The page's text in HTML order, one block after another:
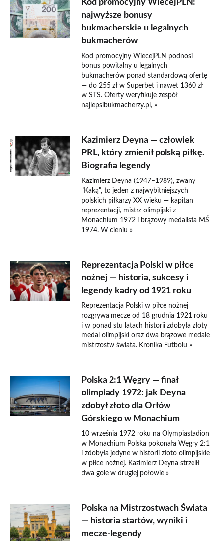
Kod promocyjny WiecejPLN:
najwyższe bonusy
bukmacherskie u legalnych
bukmacherów
Kod promocyjny WiecejPLN podnosi
bonus powitalny u legalnych
bukmacherów ponad standardową ofertę
— do 255 zł w Superbet i nawet 1360 zł
w STS. Oferty weryfikuje zespół
najlepsibukmacherzy.pl, »
Kazimierz Deyna — człowiek
PRL, który zmienił polską piłkę.
Biografia legendy
Kazimierz Deyna (1947–1989), zwany
"Kaką", to jeden z najwybitniejszych
polskich piłkarzy XX wieku — kapitan
reprezentacji, mistrz olimpijski z
Monachium 1972 i brązowy medalista MŚ
1974. W cieniu »
Reprezentacja Polski w piłce
nożnej — historia, sukcesy i
legendy kadry od 1921 roku
Reprezentacja Polski w piłce nożnej
rozgrywa mecze od 18 grudnia 1921 roku
i w ponad stu latach historii zdobyła złoty
medal olimpijski oraz dwa brązowe medale
mistrzostw świata. Kronika Futbolu »
Polska 2:1 Węgry — finał
olimpiady 1972: jak Deyna
zdobył złoto dla Orłów
Górskiego w Monachium
10 września 1972 roku na Olympiastadion
w Monachium Polska pokonała Węgry 2:1
i zdobyła jedyne w historii złoto olimpijskie
w piłce nożnej. Kazimierz Deyna strzelił
dwa gole w drugiej połowie »
Polska na Mistrzostwach Świata
— historia startów, wyniki i
mecze-legendy